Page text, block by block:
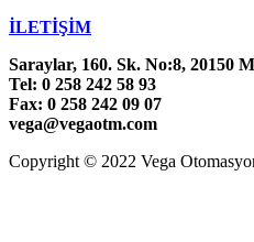
İLETİŞİM
Saraylar, 160. Sk. No:8, 20150
Tel: 0 258 242 58 93
Fax: 0 258 242 09 07
vega@vegaotm.com
Copyright © 2022 Vega